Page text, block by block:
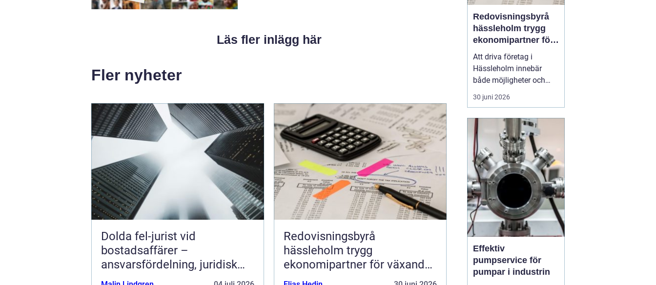
Läs fler inlägg här
Fler nyheter
Dolda fel-jurist vid
bostadsaffärer –
ansvarsfördelning, juridisk
prövning och hantering av
Redovisningsbyrå
hässleholm trygg
ekonomipartner för växande
företag
Redovisningsbyrå
hässleholm trygg
ekonomipartner för
växande företag
Att driva företag i
Hässleholm innebär
både möjligheter och
ansvar. Särskilt
ekonomin kräver
dag: verifikationer ska
bokföras, löner betalas
ut, skatter räknas ut och
rapporter lämnas in i tid.
Många företagare
märker förr eller s...
30 juni 2026
Effektiv
pumpservice för
pumpar i industrin